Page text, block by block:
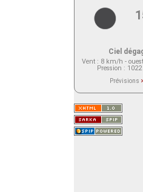
Ciel
Vent: 8 km/h -
Pression :
Prévisions
actuellement aucune
Saint-Nom.
Veuillez consulter le
service ci-dessous.
(401 - Invalid API key.
https://